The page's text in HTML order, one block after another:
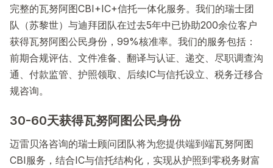
完整的瓦努阿图CBI+IC+信托一体化服务。我们的瑞士团
队（苏黎世）与迪拜团队在过去5年中已协助200余位客户
获得瓦努阿图公民身份，99%核准率。我们的服务包括：
前期合规评估、文件准备、翻译与认证、递交、尽职调查沟
通、付款监管、护照领取、后续IC与信托设立、税务迁移合
规咨询。
30-60天获得瓦努阿图公民身份
迈雷贝洛咨询的瑞士顾问团队将为您提供端到端瓦努阿图
CBI服务，结合IC与信托结构化，实现从护照到零税务财富